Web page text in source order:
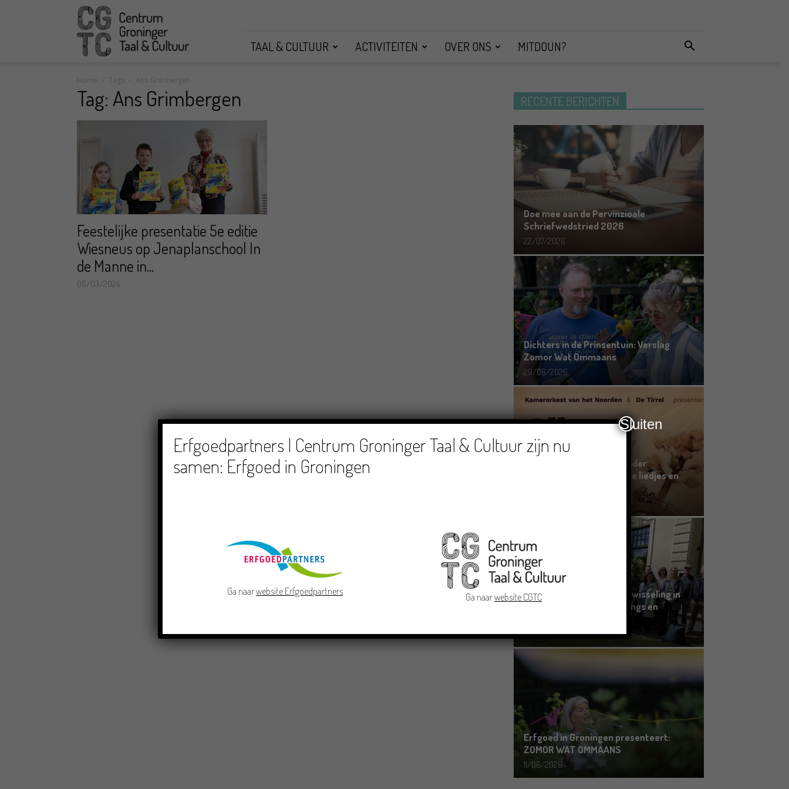
CGTC
TAAL & CULTUUR ACTIVITEITEN OVER ONS MITDOUN?
Home Tags Ans Grimbergen
Tag: Ans Grimbergen
Feestelijke presentatie 5e editie
Wiesneus op Jenaplanschool In
de Manne in...
06/03/2024
RECENTE BERICHTEN
Doe mee aan de Pervinzioale
Schriefwedstried 2026
22/07/2026
Dichters in de Prinsentuin: Verslag
Zomor Wat Ommaans
29/06/2026
Crowdfunding voor bijzonder
kinderboek met Groningse liedjes en
Grensoverschrijdende uitwisseling in
Oldenburg rond het Gronings en
19/06/2026
Erfgoed in Groningen presenteert:
ZOMOR WAT OMMAANS
11/06/2026
Erfgoedpartners | Centrum Groninger Taal & Cultuur zijn nu
samen: Erfgoed in Groningen
Ga naarwebsite Erfgoedpartners
Ga naarwebsite CGTC
Sluiten